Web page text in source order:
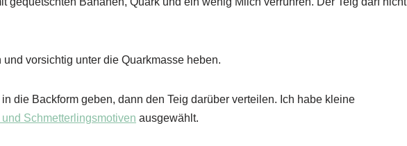
vorsichtig unter die Quarkmasse heben.
die Backform geben, dann den Teig darüber verteilen. Ich habe kleine
Schmetterlingsmotiven ausgewählt.